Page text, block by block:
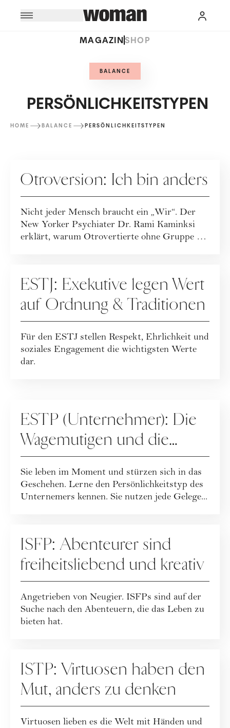
MAGAZINSHOP
BALANCE
PERSÖNLICHKEITSTYPEN
HOME BALANCE PERSÖNLICHKEITSTYPEN
Otroversion: Ich bin anders
Nicht jeder Mensch braucht ein „Wir“. Der
New Yorker Psychiater Dr. Rami Kaminksi
erklärt, warum Otrovertierte ohne Gruppe ein
ESTJ: Exekutive legen Wert
auf Ordnung & Traditionen
Für den ESTJ stellen Respekt, Ehrlichkeit und
soziales Engagement die wichtigsten Werte
dar.
ESTP (Unternehmer): Die
Wagemutigen und die
Kunst des Risikos
Sie leben im Moment und stürzen sich in das
Geschehen. Lerne den Persönlichkeitstyp des
Unternemers kennen. Sie nutzen jede Gelege...
ISFP: Abenteurer sind
freiheitsliebend und kreativ
Angetrieben von Neugier. ISFPs sind auf der
Suche nach den Abenteuern, die das Leben zu
bieten hat.
ISTP: Virtuosen haben den
Mut, anders zu denken
Virtuosen lieben es die Welt mit Händen und